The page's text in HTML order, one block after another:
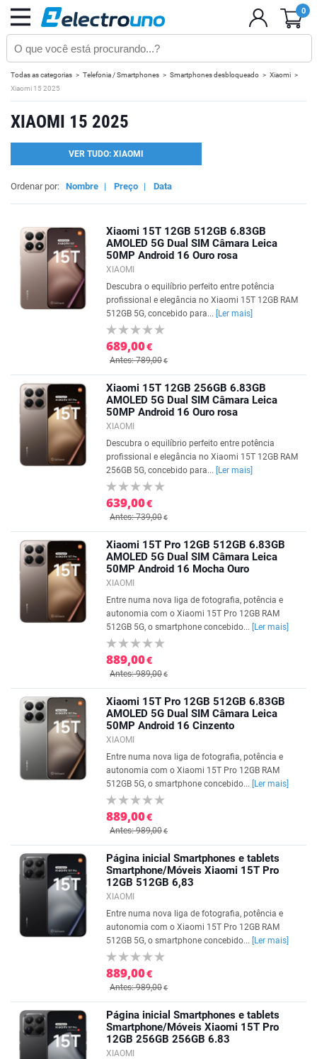
0
Todas as categorias Telefonia / Smartphones Smartphones desbloqueado
Xiaomi
Xiaomi 15 2025
XIAOMI 15 2025
VER TUDO: XIAOMI
Ordenar por: Nombre | Preço | Data
Xiaomi 15T 12GB 512GB 6.83GB
AMOLED 5G Dual SIM Câmara Leica
50MP Android 16 Ouro rosa
XIAOMI
Descubra o equilíbrio perfeito entre potência
profissional e elegância no Xiaomi 15T 12GB RAM
512GB 5G, concebido para...
[Ler mais]
689,00€
Antes: 789,00€
Xiaomi 15T 12GB 256GB 6.83GB
AMOLED 5G Dual SIM Câmara Leica
50MP Android 16 Ouro rosa
XIAOMI
Descubra o equilíbrio perfeito entre potência
profissional e elegância no Xiaomi 15T 12GB RAM
256GB 5G, concebido para...
[Ler mais]
639,00€
Antes: 739,00€
Xiaomi 15T Pro 12GB 512GB 6.83GB
AMOLED 5G Dual SIM Câmara Leica
50MP Android 16 Mocha Ouro
XIAOMI
Entre numa nova liga de fotografia, potência e
autonomia com o Xiaomi 15T Pro 12GB RAM
512GB 5G, o smartphone concebido...
[Ler mais]
889,00€
Antes: 989,00€
Xiaomi 15T Pro 12GB 512GB 6.83GB
AMOLED 5G Dual SIM Câmara Leica
50MP Android 16 Cinzento
XIAOMI
Entre numa nova liga de fotografia, potência e
autonomia com o Xiaomi 15T Pro 12GB RAM
512GB 5G, o smartphone concebido...
[Ler mais]
889,00€
Antes: 989,00€
Página inicial Smartphones e tablets
Smartphone/Móveis Xiaomi 15T Pro
12GB 512GB 6,83
XIAOMI
Entre numa nova liga de fotografia, potência e
autonomia com o Xiaomi 15T Pro 12GB RAM
512GB 5G, o smartphone concebido...
[Ler mais]
889,00€
Antes: 989,00€
Página inicial Smartphones e tablets
Smartphone/Móveis Xiaomi 15T Pro
12GB 256GB 256GB 6.83
XIAOMI